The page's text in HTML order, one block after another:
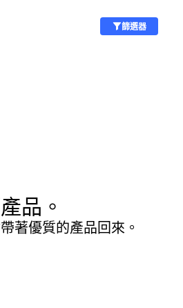
篩選器
品。
著優質的產品回來。